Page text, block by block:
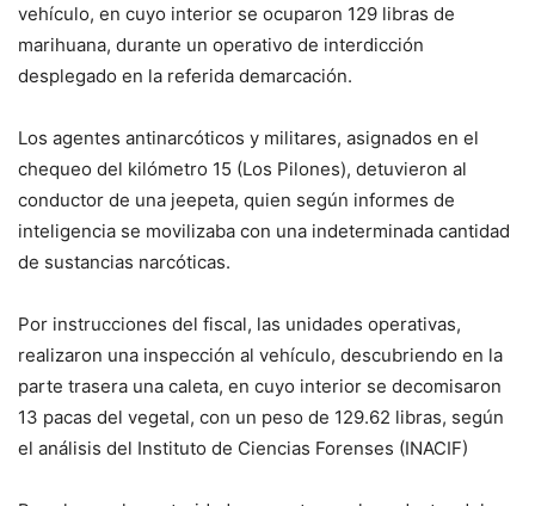
vehículo, en cuyo interior se ocuparon 129 libras de
marihuana, durante un operativo de interdicción
desplegado en la referida demarcación.
Los agentes antinarcóticos y militares, asignados en el
chequeo del kilómetro 15 (Los Pilones), detuvieron al
conductor de una jeepeta, quien según informes de
inteligencia se movilizaba con una indeterminada cantidad
de sustancias narcóticas.
Por instrucciones del fiscal, las unidades operativas,
realizaron una inspección al vehículo, descubriendo en la
parte trasera una caleta, en cuyo interior se decomisaron
13 pacas del vegetal, con un peso de 129.62 libras, según
el análisis del Instituto de Ciencias Forenses (INACIF)